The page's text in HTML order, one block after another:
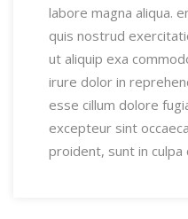
labore magna aliqua.
quis nostrud
ut aliquip exa
irure dolor in
esse cillum dolore
excepteur sint
proident, sunt in